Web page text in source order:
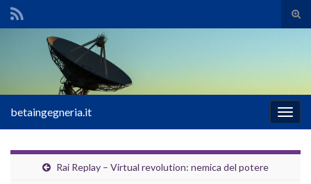
il
Search for:
la
betaingegneria.it
Rai Replay – Virtual revolution: nemica del potere